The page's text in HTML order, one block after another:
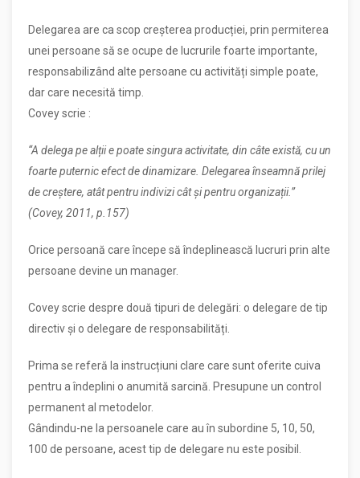
Delegarea are ca scop creșterea producției, prin permiterea
unei persoane să se ocupe de lucrurile foarte importante,
responsabilizând alte persoane cu activități simple poate,
dar care necesită timp.
Covey scrie :
“A delega pe alții e poate singura activitate, din câte există, cu un
foarte puternic efect de dinamizare. Delegarea înseamnă prilej
de creștere, atât pentru indivizi cât și pentru organizații.”
(Covey, 2011, p.157)
Orice persoană care începe să îndeplinească lucruri prin alte
persoane devine un manager.
Covey scrie despre două tipuri de delegări: o delegare de tip
directiv și o delegare de responsabilități.
Prima se referă la instrucțiuni clare care sunt oferite cuiva
pentru a îndeplini o anumită sarcină. Presupune un control
permanent al metodelor.
Gândindu-ne la persoanele care au în subordine 5, 10, 50,
100 de persoane, acest tip de delegare nu este posibil.